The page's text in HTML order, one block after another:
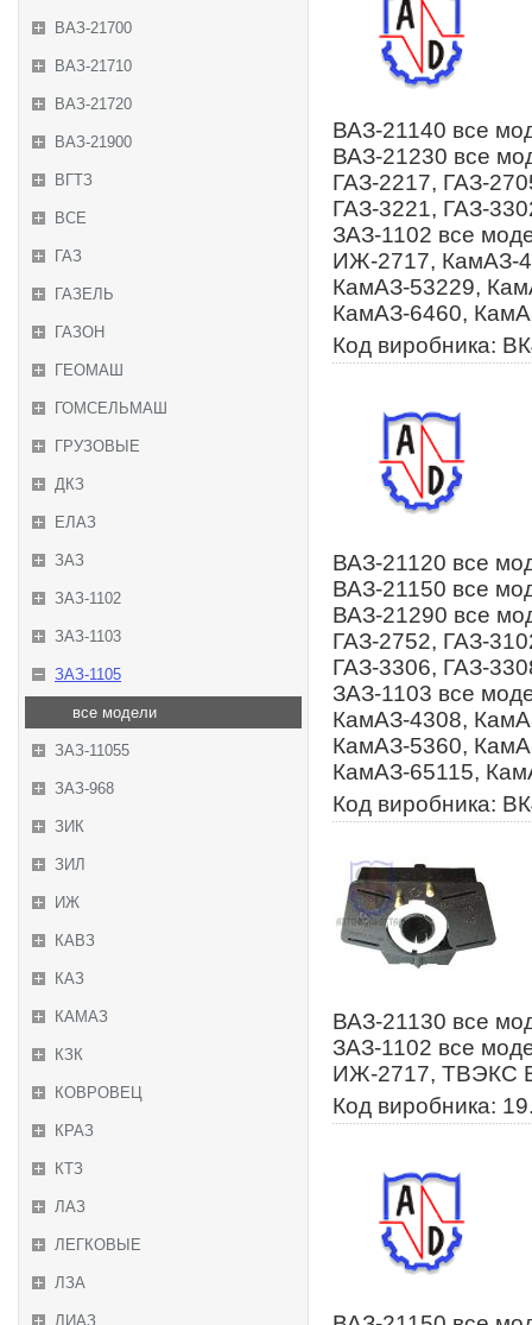
ВАЗ-21700
ВАЗ-21710
ВАЗ-21720
ВАЗ-21900
ВГТЗ
ВСЕ
ГАЗ
ГАЗЕЛЬ
ГАЗОН
ГЕОМАШ
ГОМСЕЛЬМАШ
ГРУЗОВЫЕ
ДКЗ
ЕЛАЗ
ЗАЗ
ЗАЗ-1102
ЗАЗ-1103
ЗАЗ-1105
все модели
ЗАЗ-11055
ЗАЗ-968
ЗИК
ЗИЛ
ИЖ
КАВЗ
КАЗ
КАМАЗ
КЗК
КОВРОВЕЦ
КРАЗ
КТЗ
ЛАЗ
ЛЕГКОВЫЕ
ЛЗА
ЛИАЗ
ВАЗ-21140 все
ВАЗ-21230 все
ГАЗ-2217, ГАЗ-
ГАЗ-3221, ГАЗ-
ЗАЗ-1102 все
ИЖ-2717, КамАЗ-
КамАЗ-53229,
КамАЗ-6460,
Код виробника:
ВАЗ-21120 все
ВАЗ-21150 все
ВАЗ-21290 все
ГАЗ-2752, ГАЗ-
ГАЗ-3306, ГАЗ-
ЗАЗ-1103 все
КамАЗ-4308,
КамАЗ-5360,
КамАЗ-65115,
Код виробника:
ВАЗ-21130 все
ЗАЗ-1102 все
ИЖ-2717, ТВЭКС
Код виробника: